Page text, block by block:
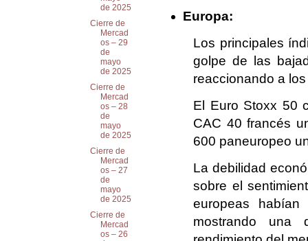
Europa:
Los principales
golpe de las
reaccionando a
El Euro Stoxx 50
CAC 40 francés
600 paneuropeo
La debilidad
sobre el
europeas habían
mostrando una
de 2025
Cierre de
Mercad
os – 29
de
mayo
de 2025
Cierre de
Mercad
os – 28
de
mayo
de 2025
Cierre de
Mercad
os – 27
de
mayo
de 2025
Cierre de
Mercad
os – 26